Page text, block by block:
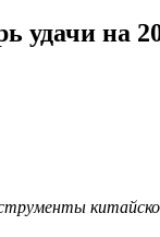
удачи на